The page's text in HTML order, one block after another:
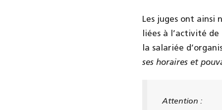
Les juges ont ainsi
liées à l’activité
la salariée
ses horaires et
Attention :